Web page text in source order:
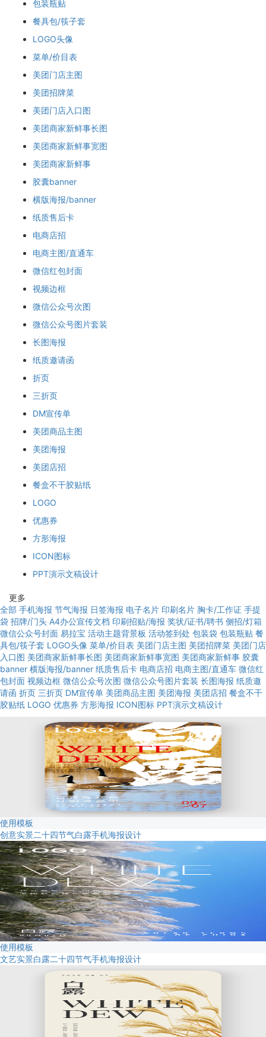
包装瓶贴
餐具包/筷子套
LOGO头像
菜单/价目表
美团门店主图
美团招牌菜
美团门店入口图
美团商家新鲜事长图
美团商家新鲜事宽图
美团商家新鲜事
胶囊banner
横版海报/banner
纸质售后卡
电商店招
电商主图/直通车
微信红包封面
视频边框
微信公众号次图
微信公众号图片套装
长图海报
纸质邀请函
折页
三折页
DM宣传单
美团商品主图
美团海报
美团店招
餐盒不干胶贴纸
LOGO
优惠券
方形海报
ICON图标
PPT演示文稿设计
更多
全部 手机海报 节气海报 日签海报 电子名片 印刷名片 胸卡/工作证 手提
袋 招牌/门头 A4办公宣传文档 印刷招贴/海报 奖状/证书/聘书 侧招/灯箱
微信公众号封面 易拉宝 活动主题背景板 活动签到处 包装袋 包装瓶贴 餐
具包/筷子套 LOGO头像 菜单/价目表 美团门店主图 美团招牌菜 美团门店
入口图 美团商家新鲜事长图 美团商家新鲜事宽图 美团商家新鲜事 胶囊
banner 横版海报/banner 纸质售后卡 电商店招 电商主图/直通车 微信红
包封面 视频边框 微信公众号次图 微信公众号图片套装 长图海报 纸质邀
请函 折页 三折页 DM宣传单 美团商品主图 美团海报 美团店招 餐盒不干
胶贴纸 LOGO 优惠券 方形海报 ICON图标 PPT演示文稿设计
使用模板
创意实景二十四节气白露手机海报设计
使用模板
文艺实景白露二十四节气手机海报设计